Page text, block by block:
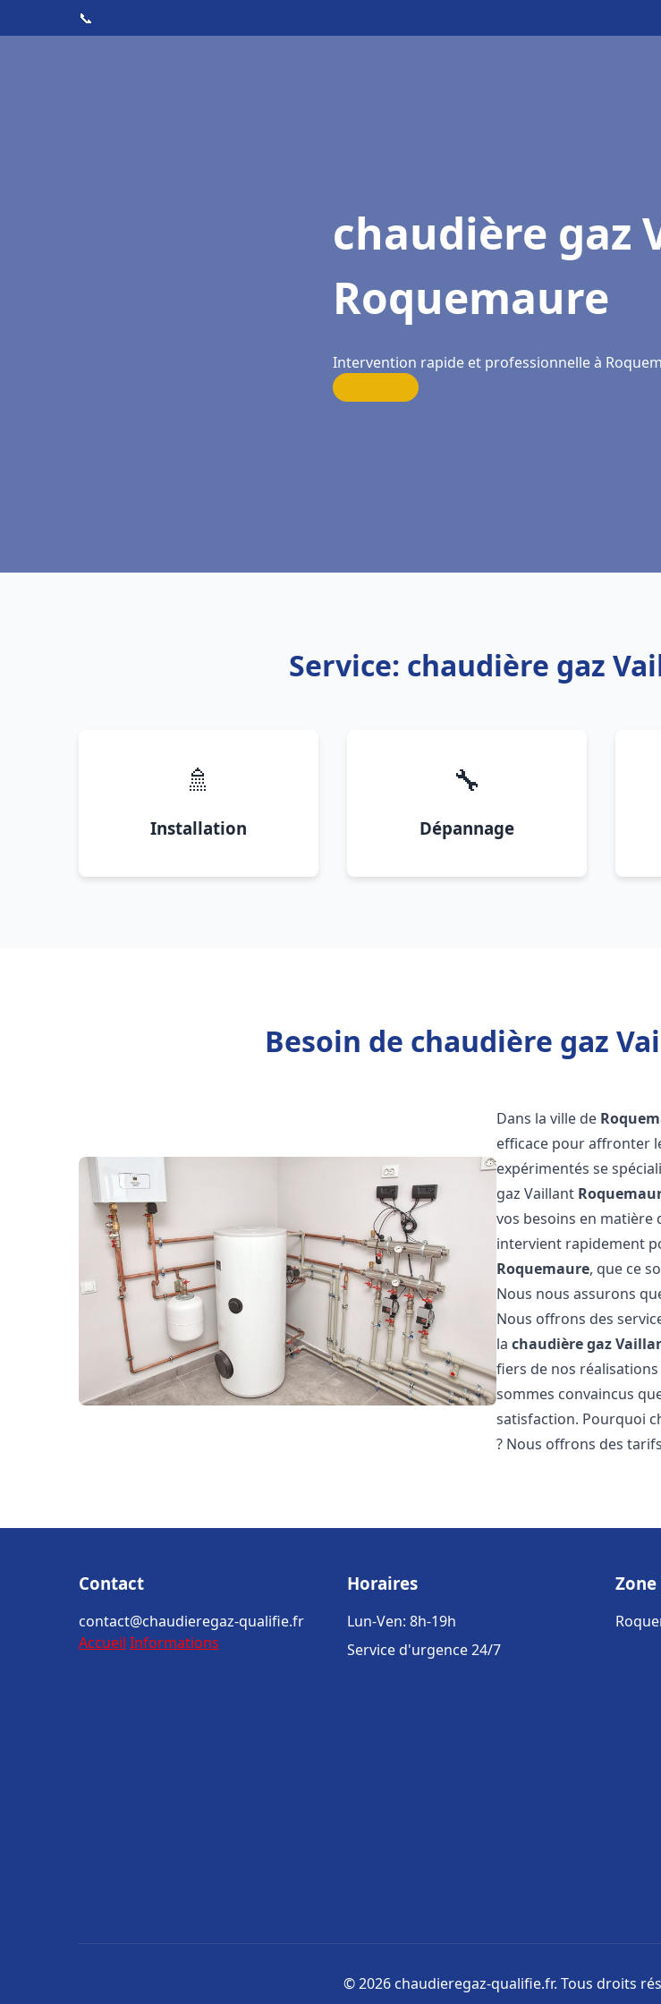
📞
chaudière gaz
Roquemaure
Intervention rapide et professionnelle à
Service: chaudière gaz
🚿
Installation
🔧
Dépannage
Besoin de chaudière gaz
Dans la ville de
efficace pour affronter
expérimentés se
gaz Vaillant
vos besoins en matière
intervient rapidement
Roquemaure, que ce
Nous nous assurons
Nous offrons des
lachaudière gaz
fiers de nos
sommes convaincus
satisfaction. Pourquoi
? Nous offrons des
Contact
contact@chaudieregaz-qualifie.fr
Accueil Informations
Horaires
Lun-Ven: 8h-19h
Service d'urgence 24/7
© 2026 chaudieregaz-qualifie.fr. Tous droits